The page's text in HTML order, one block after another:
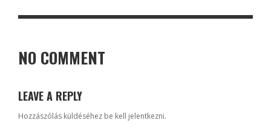
NO COMMENT
LEAVE A REPLY
Hozzászólás küldéséhez be kell jelentkezni.